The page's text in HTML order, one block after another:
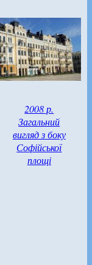
2008 р.
Загальний
вигляд з боку
Софійської
площі